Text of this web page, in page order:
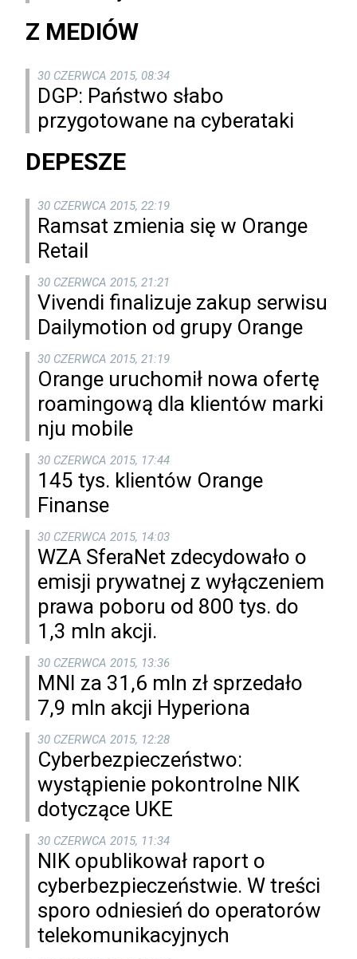
Z MEDIÓW
30 CZERWCA 2015, 08:34
DGP: Państwo słabo
przygotowane na cyberataki
DEPESZE
30 CZERWCA 2015, 22:19
Ramsat zmienia się w Orange
Retail
30 CZERWCA 2015, 21:21
Vivendi finalizuje zakup serwisu
Dailymotion od grupy Orange
30 CZERWCA 2015, 21:19
Orange uruchomił nowa ofertę
roamingową dla klientów marki
nju mobile
30 CZERWCA 2015, 17:44
145 tys. klientów Orange
Finanse
30 CZERWCA 2015, 14:03
WZA SferaNet zdecydowało o
emisji prywatnej z wyłączeniem
prawa poboru od 800 tys. do
1,3 mln akcji.
30 CZERWCA 2015, 13:36
MNI za 31,6 mln zł sprzedało
7,9 mln akcji Hyperiona
30 CZERWCA 2015, 12:28
Cyberbezpieczeństwo:
wystąpienie pokontrolne NIK
dotyczące UKE
30 CZERWCA 2015, 11:34
NIK opublikował raport o
cyberbezpieczeństwie. W treści
sporo odniesień do operatorów
telekomunikacyjnych